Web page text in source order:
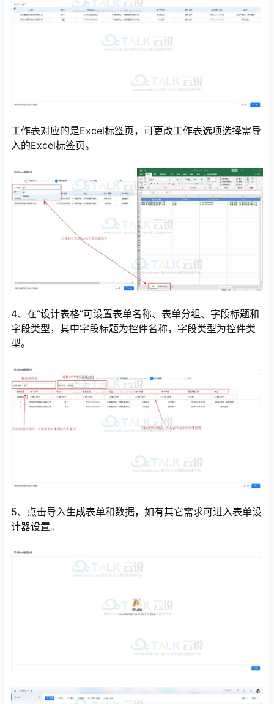
工作表对应的是Excel标签页，可更改工作表选项选择需导
入的Excel标签页。
4、在“设计表格”可设置表单名称、表单分组、字段标题和
字段类型，其中字段标题为控件名称，字段类型为控件类
型。
5、点击导入生成表单和数据，如有其它需求可进入表单设
计器设置。